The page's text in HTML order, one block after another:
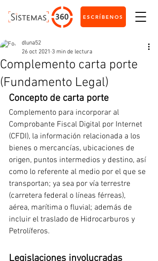
ESCRÍBENOS
Complemento carta porte
(Fundamento Legal)
dluna52
26 oct 2021 3 min de lectura
Concepto de carta porte
Complemento para incorporar al
Comprobante Fiscal Digital por Internet
(CFDI), la información relacionada a los
bienes o mercancías, ubicaciones de
origen, puntos intermedios y destino, así
como lo referente al medio por el que se
transportan; ya sea por vía terrestre
(carretera federal o líneas férreas),
aérea, marítima o fluvial; además de
incluir el traslado de Hidrocarburos y
Petrolíferos.
Legislaciones involucradas